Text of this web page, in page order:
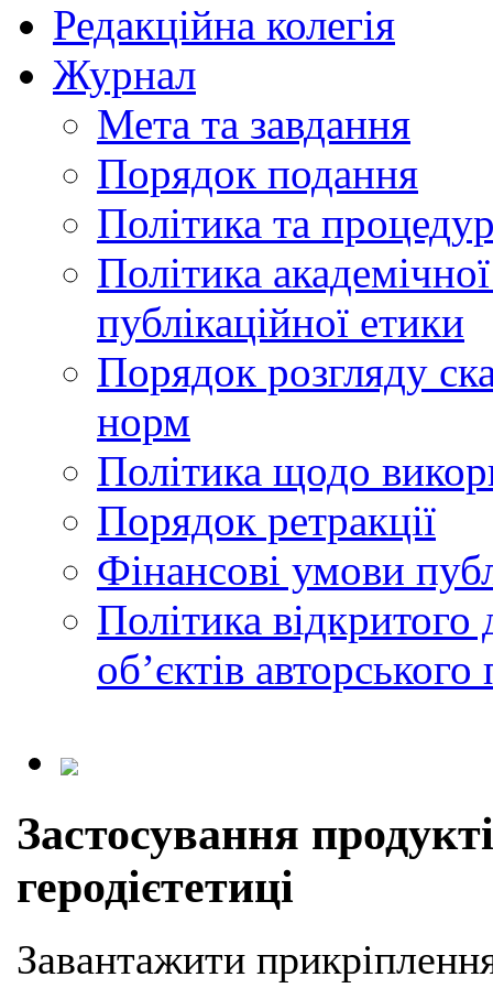
Редакційна колегія
Журнал
Мета та завдання
Порядок подання
Політика та
Політика
публікаційної етики
Порядок розгляду
норм
Політика щодо
Порядок ретракції
Фінансові умови
Політика
обʼєктів авторського
Застосування
геродієтетиці
Завантажити